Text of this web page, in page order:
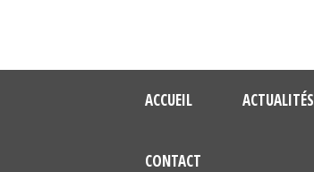
ACCUEIL ACTUALITÉS
CONTACT